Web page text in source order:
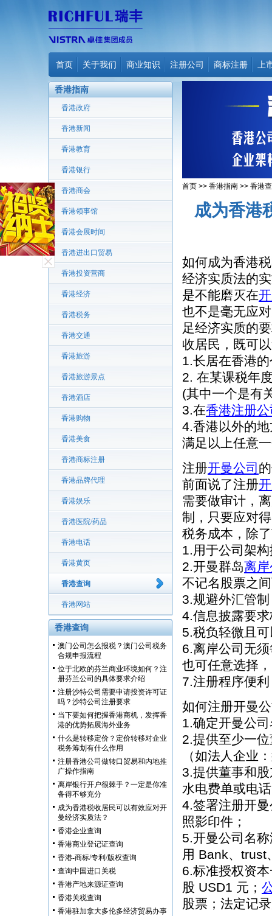
首页 关于我们 商业知识 注册公司 商标注册 上
香港指南
香港政府
香港新闻
香港教育
香港银行
香港商会
香港领事馆
香港会展时间
香港进出口贸易
香港投资营商
香港经济
香港税务
香港交通
香港旅游
香港旅游景点
香港酒店
香港购物
香港美食
香港商标注册
香港品牌代理
香港娱乐
香港医院/药品
香港电话
香港黄页
香港查询
香港网站
香港查询
澳门公司怎么报税？澳门公司税务
合规申报流程
位于北欧的芬兰商业环境如何？注
册芬兰公司的具体要求介绍
注册沙特公司需要申请投资许可证
吗？沙特公司注册要求
当下要如何把握香港商机，发挥香
港的优势拓展海外业务
什么是转移定价？定价转移对企业
税务筹划有什么作用
注册香港公司做转口贸易和内地推
广操作指南
离岸银行开户很棘手？一定是你准
备得不够充分
成为香港税收居民可以有效应对开
曼经济实质法？
香港企业查询
香港商业登记证查询
香港-商标/专利/版权查询
查询中国进口关税
香港产地来源证查询
香港关税查询
香港驻加拿大多伦多经济贸易办事
首页 >> 香港指南 >> 香港
成为香港
如何成为香港
经济实质法的
是不能磨灭在
也不是毫无应
足经济实质的
收居民，既可
1.长居在香港
2. 在某课税年
(其中一个是有
3.在香港注册
4.香港以外的
满足以上任意
注册开曼公司
前面说了注册
需要做审计，
制，只要应对
税务成本，除
1.用于公司架
2.开曼群岛离
不记名股票之
3.规避外汇管
4.信息披露要
5.税负轻微且
6.离岸公司无
也可任意选择
7.注册程序便
如何注册开曼
1.确定开曼公
2.提供至少一
（如法人企业
3.提供董事和
水电费单或电
4.签署注册开
照影印件；
5.开曼公司名
用 Bank、trust
6.标准授权资
股 USD1 元；
股票；法定记